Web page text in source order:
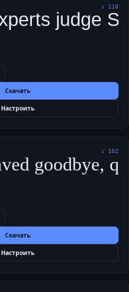
↓ 110
judge
Скачать
Настроить
↓ 102
goodbye,
Скачать
Настроить